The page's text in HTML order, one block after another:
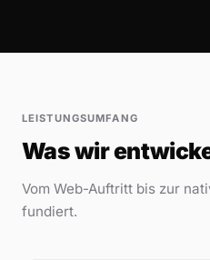
LEISTUNGSUMFANG
Was wir
Vom Web-Auftritt bis zur
fundiert.